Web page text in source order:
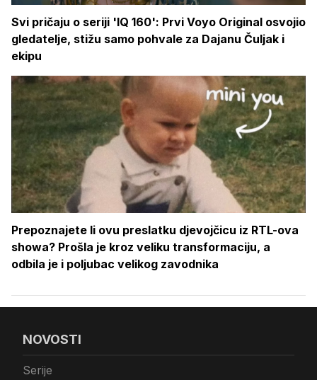
Svi pričaju o seriji 'IQ 160': Prvi Voyo Original osvojio
gledatelje, stižu samo pohvale za Dajanu Čuljak i
ekipu
Prepoznajete li ovu preslatku djevojčicu iz RTL-ova
showa? Prošla je kroz veliku transformaciju, a
odbila je i poljubac velikog zavodnika
NOVOSTI
Serije